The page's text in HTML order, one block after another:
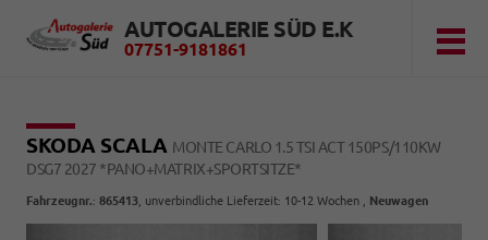
AUTOGALERIE SÜD E.K
07751-9181861
SKODA SCALA MONTE CARLO 1.5 TSI ACT 150PS/110KW
DSG7 2027 *PANO+MATRIX+SPORTSITZE*
Fahrzeugnr.: 865413 , unverbindliche Lieferzeit: 10-12 Wochen , Neuwagen